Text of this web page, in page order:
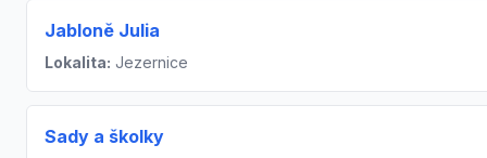
Jabloně Julia
Lokalita: Jezernice
Sady a školky